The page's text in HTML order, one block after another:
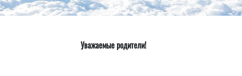
Уважаемые родители!